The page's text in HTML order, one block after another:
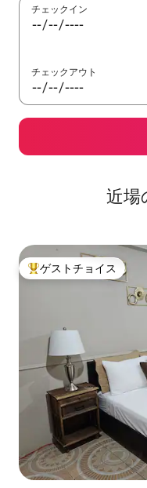
チェックイン
チェックアウト
近場
大好評のゲストチョイス
ゲストチョイス